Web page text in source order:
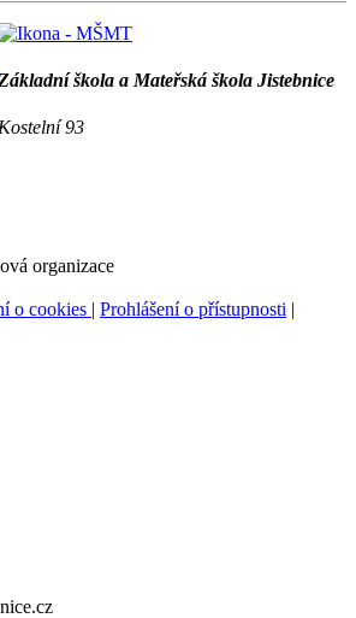
škola a Mateřská škola Jistebnice
Kostelní 93
organizace
o cookies | Prohlášení o přístupnosti |